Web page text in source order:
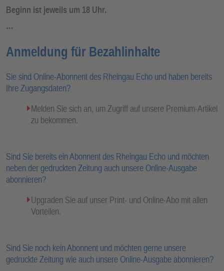
Beginn ist jeweils um 18 Uhr.
…
Anmeldung für Bezahlinhalte
Sie sind Online-Abonnent des Rheingau Echo und haben bereits
Ihre Zugangsdaten?
Melden Sie sich an, um Zugriff auf unsere Premium-Artikel
zu bekommen.
Sind Sie bereits ein Abonnent des Rheingau Echo und möchten
neben der gedruckten Zeitung auch unsere Online-Ausgabe
abonnieren?
Upgraden Sie auf unser Print- und Online-Abo mit allen
Vorteilen.
Sind Sie noch kein Abonnent und möchten gerne unsere
gedruckte Zeitung wie auch unsere Online-Ausgabe abonnieren?